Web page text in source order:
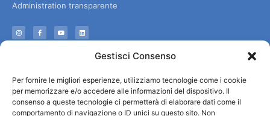
Gestisci Consenso
Per fornire le migliori esperienze, utilizziamo tecnologie come i cookie
per memorizzare e/o accedere alle informazioni del dispositivo. Il
consenso a queste tecnologie ci permetterà di elaborare dati come il
comportamento di navigazione o ID unici su questo sito. Non
Administration transparente
Services utiles
Télécharger les brochures